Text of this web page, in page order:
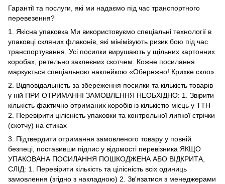
Гарантії та послуги, які ми надаємо під час транспортного
перевезення?
1. Якісна упаковка Ми використовуємо спеціальні технології в
упаковці скляних флаконів, які мінімізують ризик бою під час
транспортування. Усі посилки вирушають у щільних картонних
коробах, ретельно заклеєних скотчем. Кожне посилання
маркується спеціальною наклейкою «Обережно! Крихке скло».
2. Відповідальність за збереження посилки та кількість товарів
у ній ПРИ ОТРИМАННІ ЗАМОВЛЕННЯ НЕОБХІДНО: 1. Звірити
кількість фактично отриманих коробів із кількістю місць у ТТН
2. Перевірити цілісність упаковки та контрольної липкої стрічки
(скотчу) на стиках
3. Підтвердити отримання замовленого товару у повній
безпеці, поставивши підпис у відомості перевізника ЯКЩО
УПАКОВАНА ПОСИЛАННЯ ПОШКОДЖЕНА АБО ВІДКРИТА,
СЛІД: 1. Перевірити кількість та цілісність всіх одиниць
замовлення (згідно з накладною) 2. Зв'язатися з менеджерами